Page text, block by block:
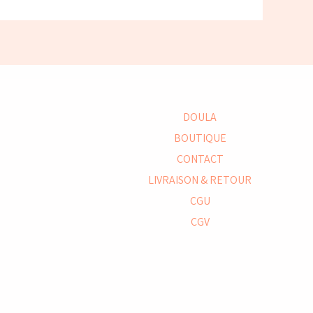
DOULA
BOUTIQUE
CONTACT
LIVRAISON & RETOUR
CGU
CGV